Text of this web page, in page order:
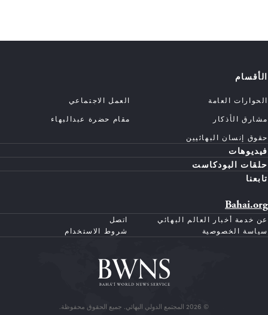
الأقسام
الحوارات العامة
العمل الاجتماعي
مشارق الأذكار
مقام حضرة عبدالبهاء
حقوق إنسان البهائيين
فيديوهات
حلقات البودكاست
تابعنا
Bahai.org
عن خدمة أخبار العالم البهائي
اتصل
سياسة الخصوصية
شروط الاستخدام
© 2026 المجتمع الدولي البهائي. جميع الحقوق محفوظة.